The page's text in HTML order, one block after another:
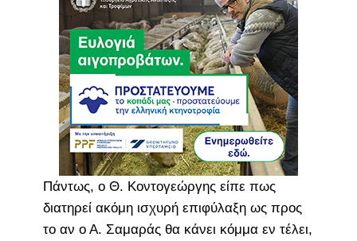
Πάντως, ο Θ. Κοντογεώργης είπε πως
διατηρεί ακόμη ισχυρή επιφύλαξη ως προς
το αν ο Α. Σαμαράς θα κάνει κόμμα εν τέλει,